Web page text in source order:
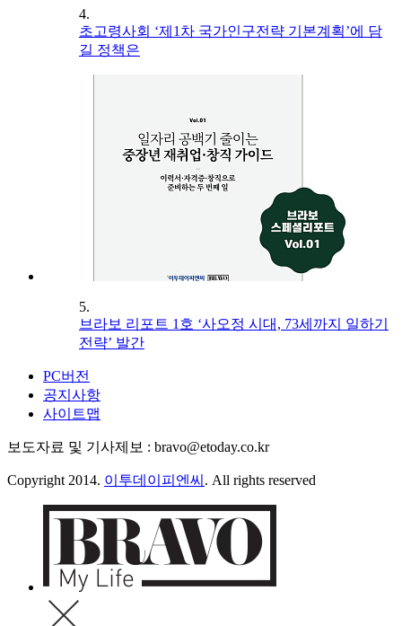
4.
초고령사회 ‘제1차 국가인구전략 기본계획’에 담
길 정책은
5.
브라보 리포트 1호 ‘사오정 시대, 73세까지 일하기
전략’ 발간
PC버전
공지사항
사이트맵
보도자료 및 기사제보 : bravo@etoday.co.kr
Copyright 2014. 이투데이피엔씨 . All rights reserved